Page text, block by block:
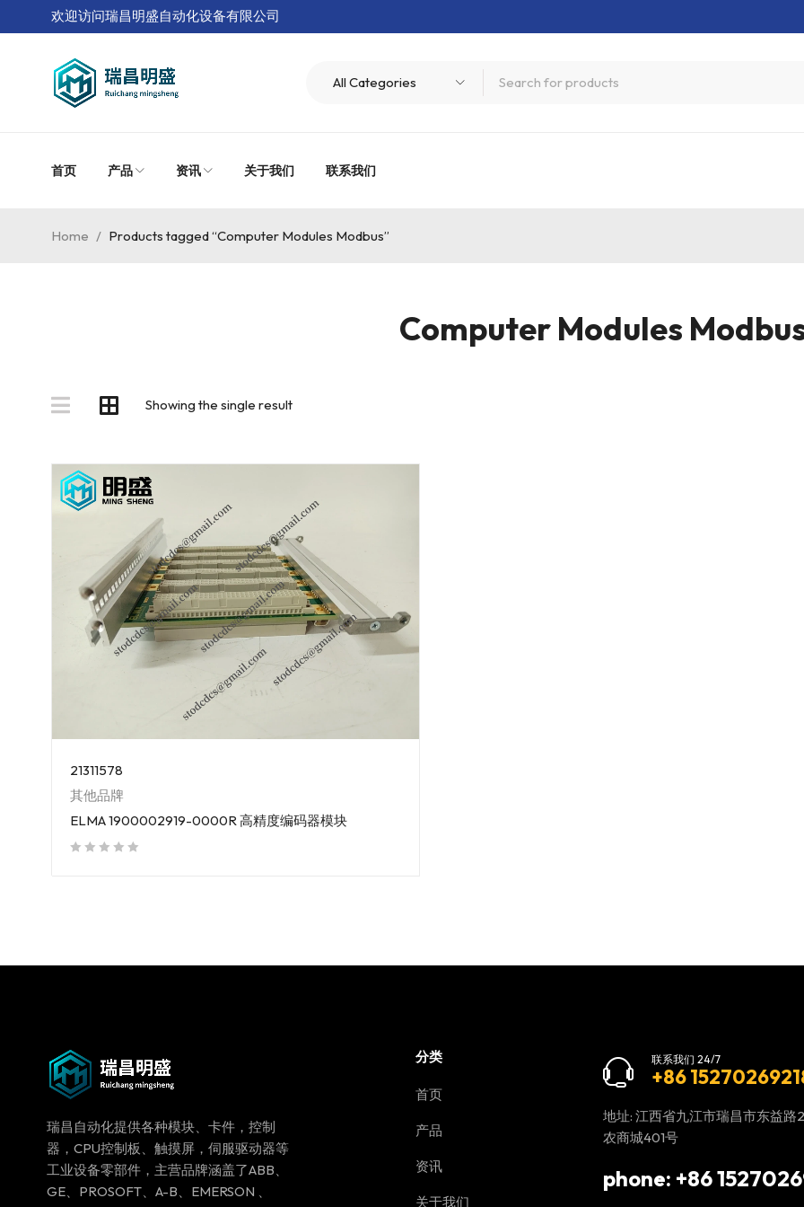
欢迎访问瑞昌明盛自动化设备有限公司
首页 产品 资讯 关于我们 联系我们
Computer Modules
Home / Products tagged “Computer Modules Modbus”
Showing the single result
21311578
其他品牌
ELMA 1900002919-0000R 高精度编码器模块
瑞昌自动化提供各种模块、卡件，控制
器，CPU控制板、触摸屏，伺服驱动器等
工业设备零部件，主营品牌涵盖了ABB、
GE、PROSOFT、A-B、EMERSON 、
分类
首页
产品
资讯
关于我们
联系我们 24/7
+86
地址: 江西省九江市瑞昌市东益路
农商城401号
phone: +86